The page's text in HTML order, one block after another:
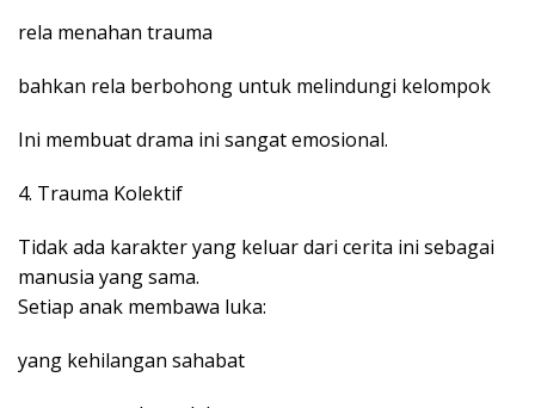
rela menahan trauma
bahkan rela berbohong untuk melindungi kelompok
Ini membuat drama ini sangat emosional.
4. Trauma Kolektif
Tidak ada karakter yang keluar dari cerita ini sebagai
manusia yang sama.
Setiap anak membawa luka:
yang kehilangan sahabat